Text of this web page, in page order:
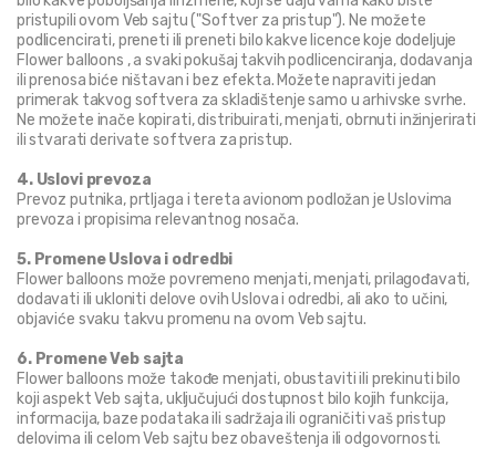
pristupili ovom Veb sajtu ("Softver za pristup"). Ne možete
podlicencirati, preneti ili preneti bilo kakve licence koje dodeljuje
Flower balloons , a svaki pokušaj takvih podlicenciranja, dodavanja
ili prenosa biće ništavan i bez efekta. Možete napraviti jedan
primerak takvog softvera za skladištenje samo u arhivske svrhe.
Ne možete inače kopirati, distribuirati, menjati, obrnuti inžinjerirati
ili stvarati derivate softvera za pristup.
4. Uslovi prevoza
Prevoz putnika, prtljaga i tereta avionom podložan je Uslovima
prevoza i propisima relevantnog nosača.
5. Promene Uslova i odredbi
Flower balloons može povremeno menjati, menjati, prilagođavati,
dodavati ili ukloniti delove ovih Uslova i odredbi, ali ako to učini,
objaviće svaku takvu promenu na ovom Veb sajtu.
6. Promene Veb sajta
Flower balloons može takođe menjati, obustaviti ili prekinuti bilo
koji aspekt Veb sajta, uključujući dostupnost bilo kojih funkcija,
informacija, baze podataka ili sadržaja ili ograničiti vaš pristup
delovima ili celom Veb sajtu bez obaveštenja ili odgovornosti.